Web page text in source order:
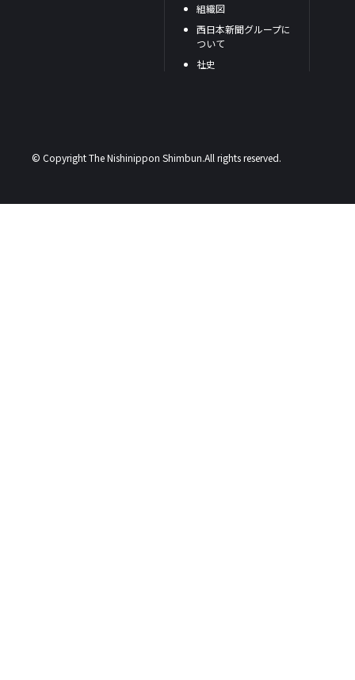
組織図
西日本新聞グループに
ついて
社史
© Copyright The Nishinippon Shimbun.All rights reserved.